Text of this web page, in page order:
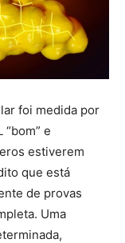
foi medida por
e
estiverem
que está
de provas
Uma